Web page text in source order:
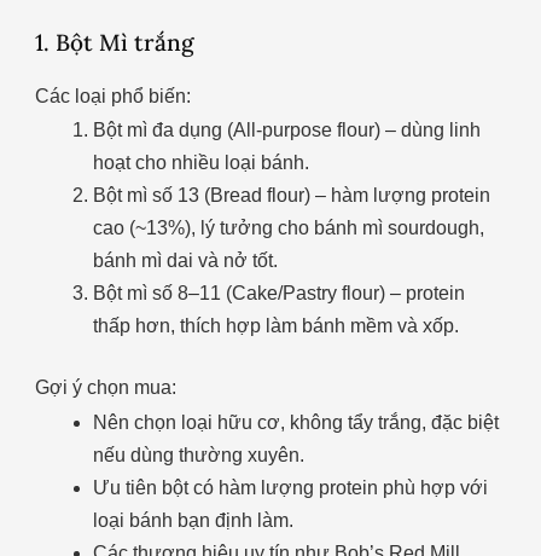
1. Bột Mì trắng
Các loại phổ biến:
Bột mì đa dụng (All-purpose flour) – dùng linh
hoạt cho nhiều loại bánh.
Bột mì số 13 (Bread flour) – hàm lượng protein
cao (~13%), lý tưởng cho bánh mì sourdough,
bánh mì dai và nở tốt.
Bột mì số 8–11 (Cake/Pastry flour) – protein
thấp hơn, thích hợp làm bánh mềm và xốp.
Gợi ý chọn mua:
Nên chọn loại hữu cơ, không tẩy trắng, đặc biệt
nếu dùng thường xuyên.
Ưu tiên bột có hàm lượng protein phù hợp với
loại bánh bạn định làm.